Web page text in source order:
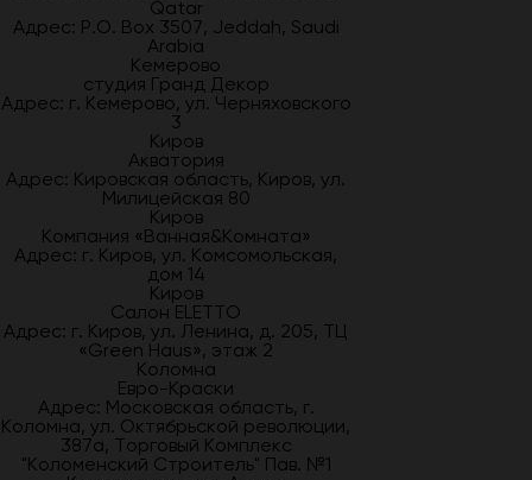
Qatar
Адрес: P.O. Box 3507, Jeddah, Saudi
Arabia
Кемерово
студия Гранд Декор
Адрес: г. Кемерово, ул. Черняховского
3
Киров
Акватория
Адрес: Кировская область, Киров, ул.
Милицейская 80
Киров
Компания «Ванная&Комната»
Адрес: г. Киров, ул. Комсомольская,
дом 14
Киров
Салон ELETTO
Адрес: г. Киров, ул. Ленина, д. 205, ТЦ
«Green Haus», этаж 2
Коломна
Евро-Краски
Адрес: Московская область, г.
Коломна, ул. Октябрьской революции,
387а, Торговый Комплекс
"Коломенский Строитель" Пав. №1